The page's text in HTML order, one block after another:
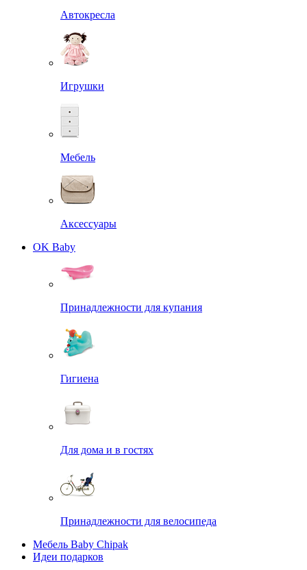
Автокресла
Игрушки
Мебель
Аксессуары
OK Baby
Принадлежности для купания
Гигиена
Для дома и в гостях
Принадлежности для велосипеда
Мебель Baby Chipak
Идеи подарков